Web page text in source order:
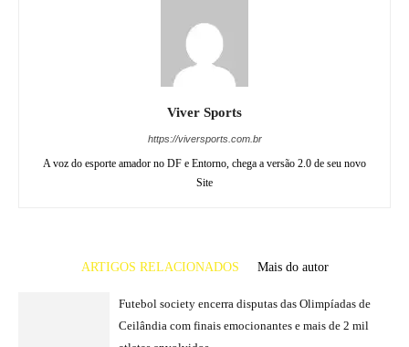
Viver Sports
https://viversports.com.br
A voz do esporte amador no DF e Entorno, chega a versão 2.0 de seu novo
Site
ARTIGOS RELACIONADOS Mais do autor
Futebol society encerra disputas das Olimpíadas de
Ceilândia com finais emocionantes e mais de 2 mil